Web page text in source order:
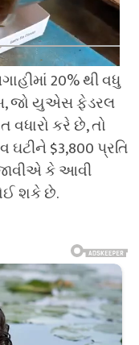
20% થી વધુ
જો યુએસ ફેડરલ
વધારો કરે છે, તો
ઘટીને $3,800 પ્રતિ
કે આવી
શકે છે.